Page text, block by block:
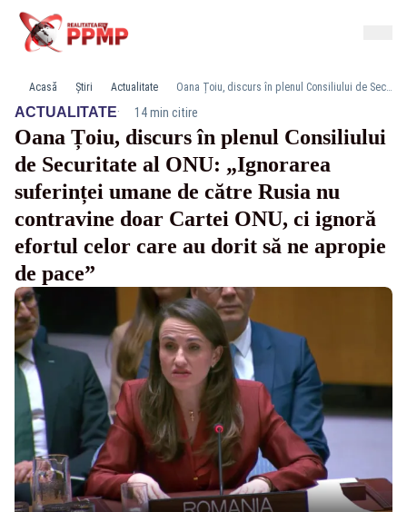
Acasă Știri Actualitate Oana Țoiu, discurs în plenul Consiliului de Securitate al ONU: „Ignorarea suferinței umane de către Rusia nu contravine doar Cartei ONU, ci ignoră efortul celor care au dorit să ne apropie de pace”
ACTUALITATE· 14 min citire
Oana Țoiu, discurs în plenul Consiliului
de Securitate al ONU: „Ignorarea
suferinței umane de către Rusia nu
contravine doar Cartei ONU, ci ignoră
efortul celor care au dorit să ne apropie
de pace”